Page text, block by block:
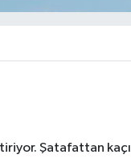
Şatafattan